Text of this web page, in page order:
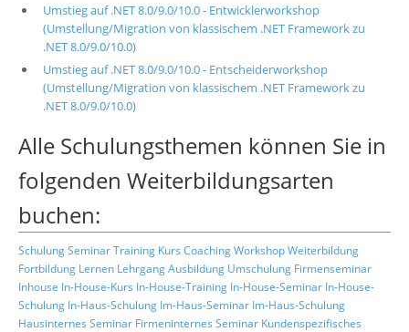
Umstieg auf .NET 8.0/9.0/10.0 - Entwicklerworkshop
(Umstellung/Migration von klassischem .NET Framework zu
.NET 8.0/9.0/10.0)
Umstieg auf .NET 8.0/9.0/10.0 - Entscheiderworkshop
(Umstellung/Migration von klassischem .NET Framework zu
.NET 8.0/9.0/10.0)
Alle Schulungsthemen können Sie in
folgenden Weiterbildungsarten
buchen:
SchulungSeminarTraining Kurs CoachingWorkshopWeiterbildung
Fortbildung Lernen LehrgangAusbildung Umschulung Firmenseminar
Inhouse In-House-Kurs In-House-Training In-House-Seminar In-House-
Schulung In-Haus-Schulung Im-Haus-Seminar Im-Haus-Schulung
Hausinternes Seminar Firmeninternes Seminar Kundenspezifisches